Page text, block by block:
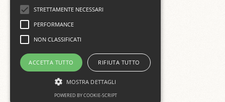
STRETTAMENTE NECESSARI
PERFORMANCE
NON CLASSIFICATI
ACCETTA TUTTO RIFIUTA TUTTO
MOSTRA DETTAGLI
POWERED BY COOKIE-SCRIPT